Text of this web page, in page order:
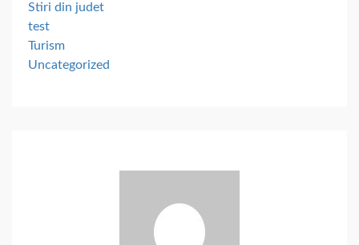
Stiri din judet
test
Turism
Uncategorized